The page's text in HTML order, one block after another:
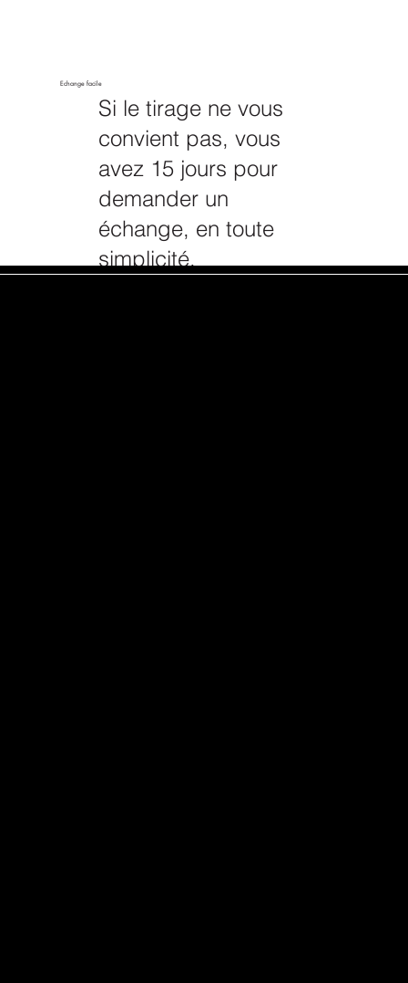
Echange facile
Si le tirage ne vous
convient pas, vous
avez 15 jours pour
demander un
échange, en toute
simplicité.